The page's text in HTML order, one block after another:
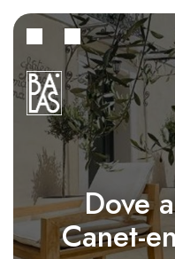
Dove
Canet-